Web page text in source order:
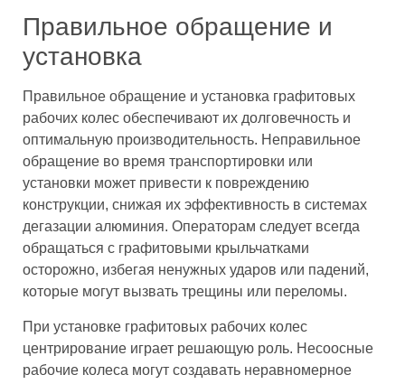
Правильное обращение и
установка
Правильное обращение и установка графитовых
рабочих колес обеспечивают их долговечность и
оптимальную производительность. Неправильное
обращение во время транспортировки или
установки может привести к повреждению
конструкции, снижая их эффективность в системах
дегазации алюминия. Операторам следует всегда
обращаться с графитовыми крыльчатками
осторожно, избегая ненужных ударов или падений,
которые могут вызвать трещины или переломы.
При установке графитовых рабочих колес
центрирование играет решающую роль. Несоосные
рабочие колеса могут создавать неравномерное